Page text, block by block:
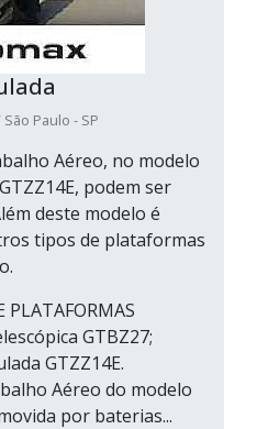
São Paulo - SP
Aéreo, no modelo
podem ser
deste modelo é
tipos de plataformas
PLATAFORMAS
GTBZ27;
GTZZ14E.
Aéreo do modelo
por baterias...